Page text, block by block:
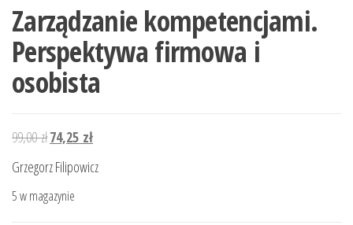
Zarządzanie kompetencjami.
Perspektywa firmowa i
osobista
99,00złPierwotna
cena
wynosiła:
99,00 zł.
74,25 złAktualna
Grzegorz Filipowicz
5 w magazynie